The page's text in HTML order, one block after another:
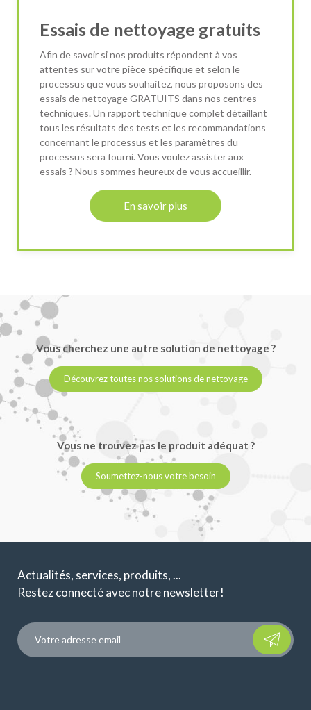
Essais de nettoyage gratuits
Afin de savoir si nos produits répondent à vos
attentes sur votre pièce spécifique et selon le
processus que vous souhaitez, nous proposons des
essais de nettoyage GRATUITS dans nos centres
techniques. Un rapport technique complet détaillant
tous les résultats des tests et les recommandations
concernant le processus et les paramètres du
processus sera fourni. Vous voulez assister aux
essais ? Nous sommes heureux de vous accueillir.
En savoir plus
Vous cherchez une autre solution de nettoyage ?
Découvrez toutes nos solutions de nettoyage
Vous ne trouvez pas le produit adéquat ?
Soumettez-nous votre besoin
Actualités, services, produits, ...
Restez connecté avec notre newsletter!
Please